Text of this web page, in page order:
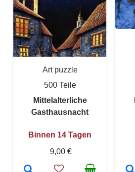
Art puzzle
500 Teile
Mittelalterliche
Gasthausnacht
Binnen 14 Tagen
9,00 €